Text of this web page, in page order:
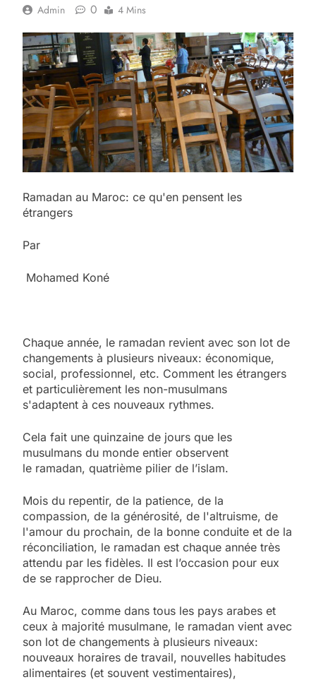
Admin 0 4 Mins
Ramadan au Maroc: ce qu'en pensent les
étrangers
Par
Mohamed Koné
Chaque année, le ramadan revient avec son lot de
changements à plusieurs niveaux: économique,
social, professionnel, etc. Comment les étrangers
et particulièrement les non-musulmans
s'adaptent à ces nouveaux rythmes.
Cela fait une quinzaine de jours que les
musulmans du monde entier observent
le ramadan, quatrième pilier de l’islam.
Mois du repentir, de la patience, de la
compassion, de la générosité, de l'altruisme, de
l'amour du prochain, de la bonne conduite et de la
réconciliation, le ramadan est chaque année très
attendu par les fidèles. Il est l’occasion pour eux
de se rapprocher de Dieu.
Au Maroc, comme dans tous les pays arabes et
ceux à majorité musulmane, le ramadan vient avec
son lot de changements à plusieurs niveaux:
nouveaux horaires de travail, nouvelles habitudes
alimentaires (et souvent vestimentaires),